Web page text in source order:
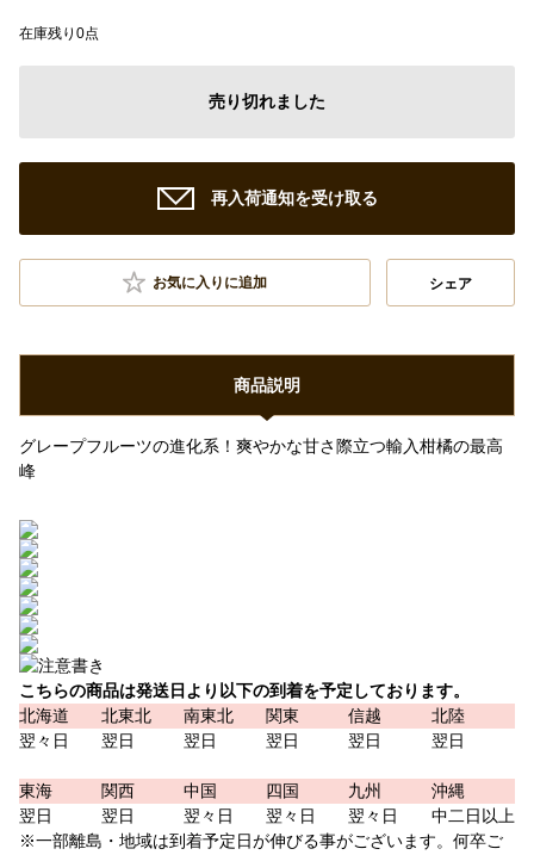
在庫残り0点
売り切れました
再入荷通知を受け取る
お気に入りに追加 シェア
商品説明
グレープフルーツの進化系！爽やかな甘さ際立つ輸入柑橘の最高
峰
こちらの商品は発送日より以下の到着を予定しております。
北海道
北東北 南東北 関東 信越
北陸
翌々日
翌日 翌日 翌日 翌日 翌日
東海 関西 中国 四国 九州
沖縄
翌日
翌日 翌々日 翌々日 翌々日
中二日以上
※一部離島・地域は到着予定日が伸びる事がございます。何卒ご